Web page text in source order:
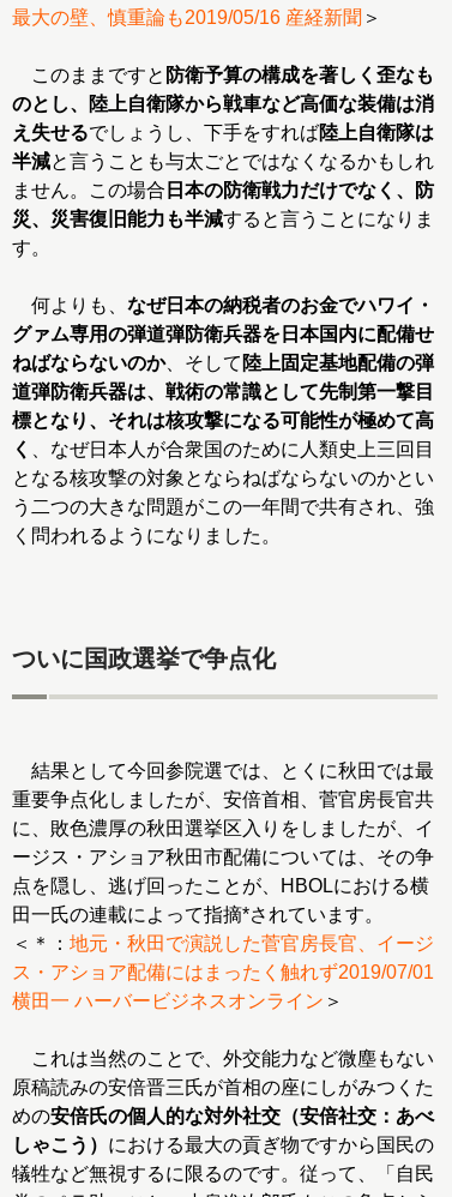
最大の壁、慎重論も2019/05/16 産経新聞 ＞
このままですと 防衛予算の構成を著しく歪なも
のとし、陸上自衛隊から戦車など高価な装備は消
え失せるでしょうし、下手をすれば陸上自衛隊は
半減と言うことも与太ごとではなくなるかもしれ
ません。この場合 日本の防衛戦力だけでなく、防
災、災害復旧能力も半減すると言うことになりま
す。
何よりも、 なぜ日本の納税者のお金でハワイ・
グァム専用の弾道弾防衛兵器を日本国内に配備せ
ねばならないのか、そして 陸上固定基地配備の弾
道弾防衛兵器は、戦術の常識として先制第一撃目
標となり、それは核攻撃になる可能性が極めて高
く
、なぜ日本人が合衆国のために人類史上三回目
となる核攻撃の対象とならねばならないのかとい
う二つの大きな問題がこの一年間で共有され、強
く問われるようになりました。
ついに国政選挙で争点化
結果として今回参院選では、とくに秋田では最
重要争点化しましたが、安倍首相、菅官房長官共
に、敗色濃厚の秋田選挙区入りをしましたが、イ
ージス・アショア秋田市配備については、その争
点を隠し、逃げ回ったことが、HBOLにおける横
田一氏の連載によって指摘*されています。
＜＊： 地元・秋田で演説した菅官房長官、イージ
ス・アショア配備にはまったく触れず2019/07/01
横田一 ハーバービジネスオンライン ＞
これは当然のことで、外交能力など微塵もない
原稿読みの安倍晋三氏が首相の座にしがみつくた
めの安倍氏の個人的な対外社交（安倍社交：あべ
しゃこう） における最大の貢ぎ物ですから国民の
犠牲など無視するに限るのです。従って、「自民